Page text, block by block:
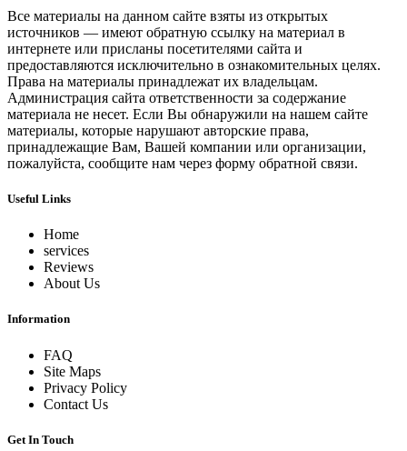
Все материалы на данном сайте взяты из открытых
источников — имеют обратную ссылку на материал в
интернете или присланы посетителями сайта и
предоставляются исключительно в ознакомительных целях.
Права на материалы принадлежат их владельцам.
Администрация сайта ответственности за содержание
материала не несет. Если Вы обнаружили на нашем сайте
материалы, которые нарушают авторские права,
принадлежащие Вам, Вашей компании или организации,
пожалуйста, сообщите нам через форму обратной связи.
Useful Links
Home
services
Reviews
About Us
Information
FAQ
Site Maps
Privacy Policy
Contact Us
Get In Touch